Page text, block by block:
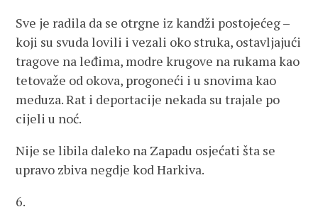
Sve je radila da se otrgne iz kandži postojećeg –
koji su svuda lovili i vezali oko struka, ostavljajući
tragove na leđima, modre krugove na rukama kao
tetovaže od okova, progoneći i u snovima kao
meduza. Rat i deportacije nekada su trajale po
cijeli u noć.
Nije se libila daleko na Zapadu osjećati šta se
upravo zbiva negdje kod Harkiva.
6.